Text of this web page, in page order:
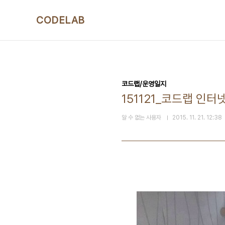
CODELAB
코드랩/운영일지
151121_코드랩 인터
알 수 없는 사용자 2015. 11. 21. 12:38